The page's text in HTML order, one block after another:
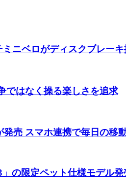
ニベロがディスクブレーキ
ではなく操る楽しさを追求
売 スマホ連携で毎日の移
の限定ペット仕様モデル発